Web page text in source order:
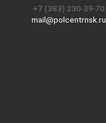
+7 (383) 230-39-70
mail@polcentrnsk.ru